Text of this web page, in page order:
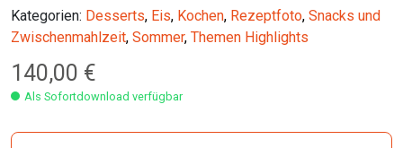
Kategorien: Desserts, Eis, Kochen, Rezeptfoto, Snacks und
Zwischenmahlzeit, Sommer, Themen Highlights
140,00 €
Als Sofortdownload verfügbar